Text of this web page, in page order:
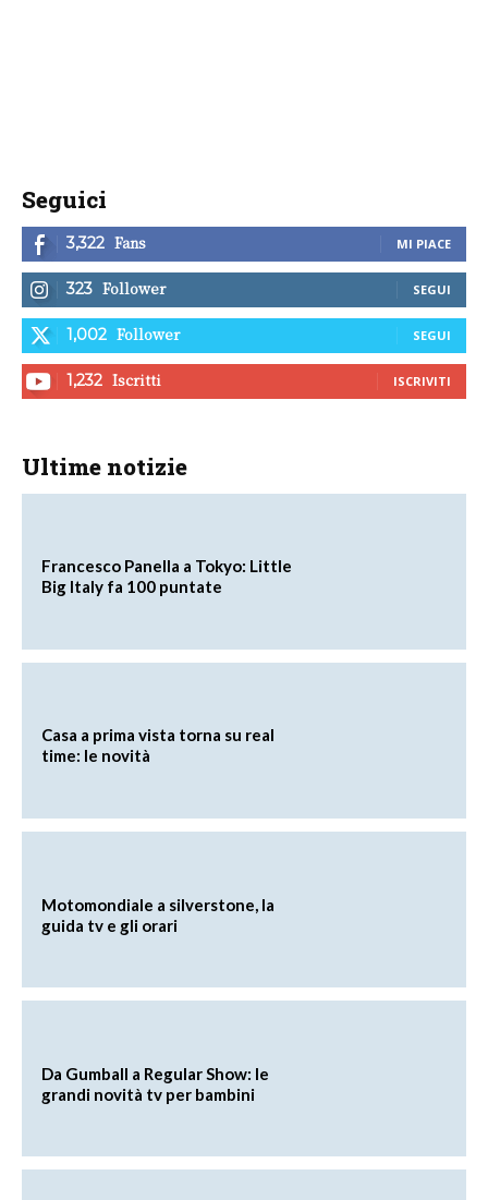
Seguici
3,322 Fans MI PIACE
323 Follower SEGUI
1,002 Follower SEGUI
1,232 Iscritti ISCRIVITI
Ultime notizie
Francesco Panella a Tokyo: Little
Big Italy fa 100 puntate
Casa a prima vista torna su real
time: le novità
Motomondiale a silverstone, la
guida tv e gli orari
Da Gumball a Regular Show: le
grandi novità tv per bambini